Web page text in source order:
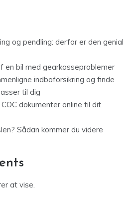
og pendling: derfor er den genial
en bil med gearkasseproblemer
indboforsikring og finde
til dig
dokumenter online til dit
Sådan kommer du videre
at vise.